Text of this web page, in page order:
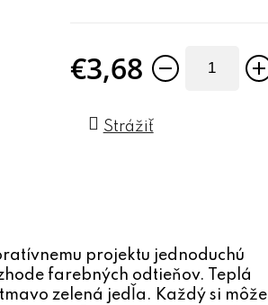
€3,68
Strážiť
projektu jednoduchú
farebných odtieňov. Teplá
zelená jedľa. Každý si môže